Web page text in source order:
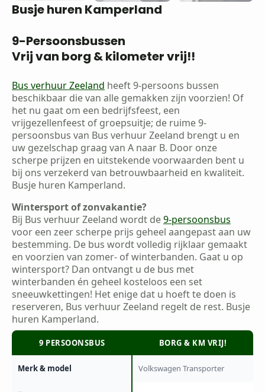
Busje huren Kamperland
9-Persoonsbussen
Vrij van borg & kilometer vrij!!
Bus verhuur Zeeland heeft 9-persoons bussen
beschikbaar die van alle gemakken zijn voorzien! Of
het nu gaat om een bedrijfsfeest, een
vrijgezellenfeest of groepsuitje; de ruime 9-
persoonsbus van Bus verhuur Zeeland brengt u en
uw gezelschap graag van A naar B. Door onze
scherpe prijzen en uitstekende voorwaarden bent u
bij ons verzekerd van betrouwbaarheid en kwaliteit.
Busje huren Kamperland.
Wintersport of zonvakantie?
Bij Bus verhuur Zeeland wordt de9-persoonsbus
voor een zeer scherpe prijs geheel aangepast aan uw
bestemming. De bus wordt volledig rijklaar gemaakt
en voorzien van zomer- of winterbanden. Gaat u op
wintersport? Dan ontvangt u de bus met
winterbanden én geheel kosteloos een set
sneeuwkettingen! Het enige dat u hoeft te doen is
reserveren, Bus verhuur Zeeland regelt de rest. Busje
huren Kamperland.
9 PERSOONSBUS BORG & KM VRIJ!
Merk & model Volkswagen Transporter